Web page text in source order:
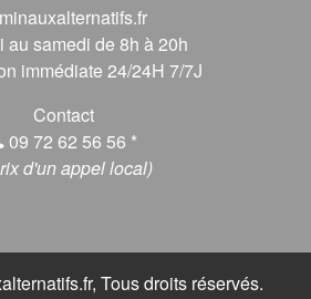
au samedi de 8h à 20h
immédiate 24/24H 7/7J
Contact
09 72 62 56 56 *
d'un appel local)
Tous droits réservés.